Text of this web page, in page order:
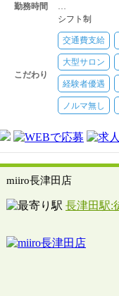
勤務時間
…
シフト制
こだわり
交通費支給
大型サロン
経験者優遇
ノルマ無し
miiro長津田店
長津田駅: